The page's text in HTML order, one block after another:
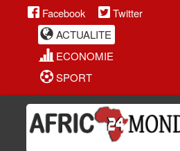
Facebook
Twitter
ACTUALITE
ECONOMIE
SPORT